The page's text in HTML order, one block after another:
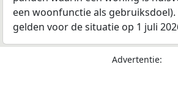
een woonfunctie als gebruiksdoel).
gelden voor de situatie op 1 juli
Advertentie: